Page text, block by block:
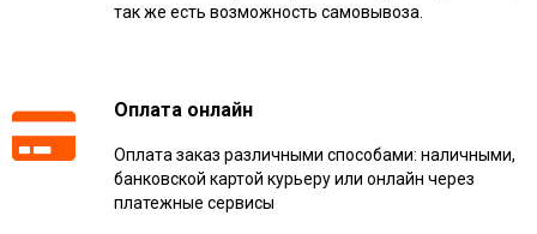
так же есть возможность самовывоза.
Оплата онлайн
Оплата заказ различными способами: наличными,
банковской картой курьеру или онлайн через
платежные сервисы